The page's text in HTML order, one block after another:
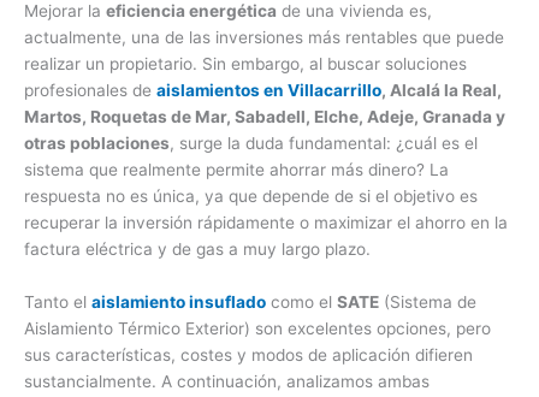
Mejorar la eficiencia energética de una vivienda es,
actualmente, una de las inversiones más rentables que puede
realizar un propietario. Sin embargo, al buscar soluciones
profesionales de aislamientos en Villacarrillo, Alcalá la Real,
Martos, Roquetas de Mar, Sabadell, Elche, Adeje, Granada y
otras poblaciones, surge la duda fundamental: ¿cuál es el
sistema que realmente permite ahorrar más dinero? La
respuesta no es única, ya que depende de si el objetivo es
recuperar la inversión rápidamente o maximizar el ahorro en la
factura eléctrica y de gas a muy largo plazo.
Tanto el aislamiento insuflado como el SATE (Sistema de
Aislamiento Térmico Exterior) son excelentes opciones, pero
sus características, costes y modos de aplicación difieren
sustancialmente. A continuación, analizamos ambas